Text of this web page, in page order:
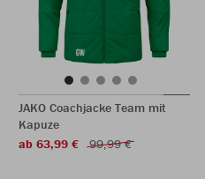
JAKO Coachjacke Team mit
Kapuze
ab 63,99 €
99,99 €